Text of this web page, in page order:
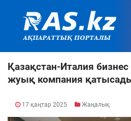
Қазақстан-Италия
жуық компания
17 қаңтар 2025 Жаңалық